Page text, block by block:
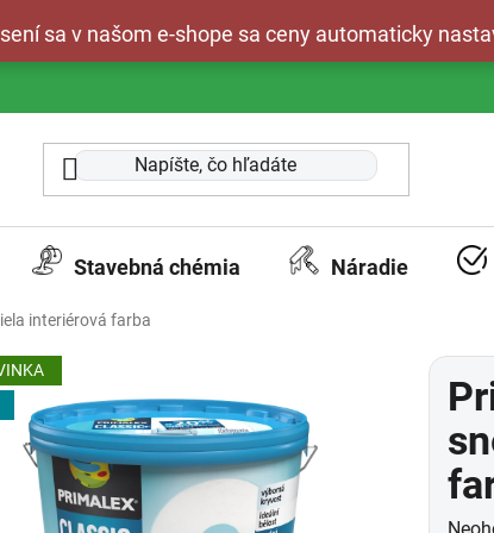
sa v našom e-shope sa ceny automaticky
Stavebná chémia Náradie
interiérová farba